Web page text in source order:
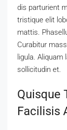
dis parturient
tristique elit
mattis.
Curabitur
ligula.
sollicitudin et.
Quisque
Facilisis